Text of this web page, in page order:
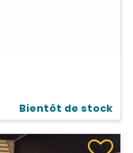
Bientôt de stock